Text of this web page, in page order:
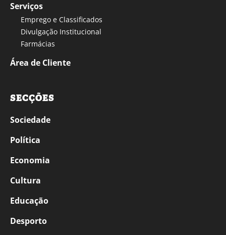
Serviços
Emprego e Classificados
Divulgação Institucional
Farmácias
Área de Cliente
SECÇÕES
Sociedade
Política
Economia
Cultura
Educação
Desporto